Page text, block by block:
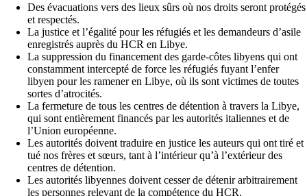
Des évacuations vers des lieux sûrs où nos droits seront protégés
et respectés.
La justice et l’égalité pour les réfugiés et les demandeurs d’asile
enregistrés auprès du HCR en Libye.
La suppression du financement des garde-côtes libyens qui ont
constamment intercepté de force les réfugiés fuyant l’enfer
libyen pour les ramener en Libye, où ils sont victimes de toutes
sortes d’atrocités.
La fermeture de tous les centres de détention à travers la Libye,
qui sont entièrement financés par les autorités italiennes et de
l’Union européenne.
Les autorités doivent traduire en justice les auteurs qui ont tiré et
tué nos frères et sœurs, tant à l’intérieur qu’à l’extérieur des
centres de détention.
Les autorités libyennes doivent cesser de détenir arbitrairement
les personnes relevant de la compétence du HCR.